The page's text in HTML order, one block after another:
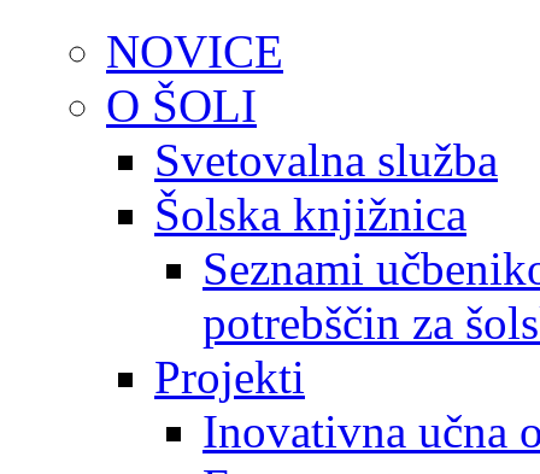
NOVICE
O ŠOLI
Svetovalna služba
Šolska knjižnica
Seznami
potrebščin za
Projekti
Inovativna učna